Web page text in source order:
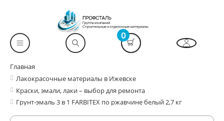
0
Главная
Лакокрасочные материалы в Ижевске
Краски, эмали, лаки – выбор для ремонта
Грунт-эмаль 3 в 1 FARBITEX по ржавчине белый 2,7 кг